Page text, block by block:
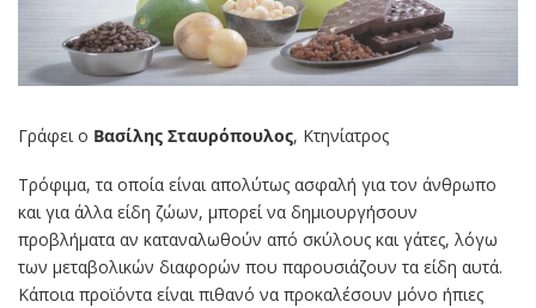
Γράφει ο Βασίλης Σταυρόπουλος, Κτηνίατρος
Τρόφιμα, τα οποία είναι απολύτως ασφαλή για τον άνθρωπο
και για άλλα είδη ζώων, μπορεί να δημιουργήσουν
προβλήματα αν καταναλωθούν από σκύλους και γάτες, λόγω
των μεταβολικών διαφορών που παρουσιάζουν τα είδη αυτά.
Κάποια προϊόντα είναι πιθανό να προκαλέσουν μόνο ήπιες